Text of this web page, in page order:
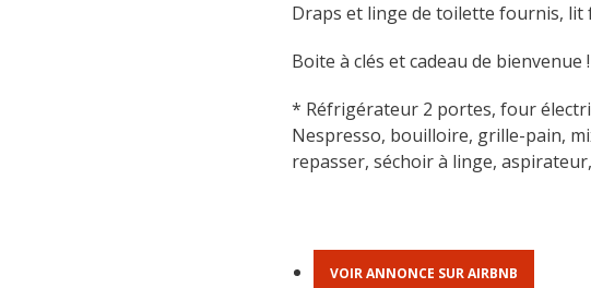
Draps et linge de toilette fournis, lit
Boite à clés et cadeau de bienvenue !
* Réfrigérateur 2 portes, four
Nespresso, bouilloire, grille-pain,
repasser, séchoir à linge,
VOIR ANNONCE SUR AIRBNB